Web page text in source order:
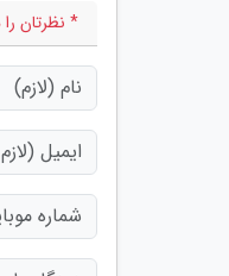
* نظرتان را